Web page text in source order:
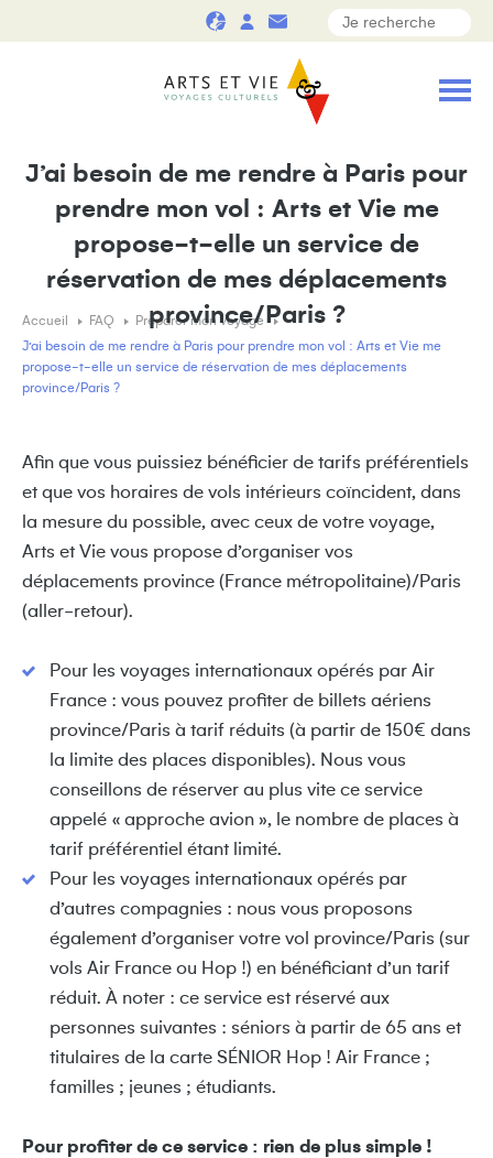
J’ai besoin de me rendre à Paris pour
prendre mon vol : Arts et Vie me
propose-t-elle un service de
réservation de mes déplacements
province/Paris ?
Accueil FAQ
Préparer mon voyage
J’ai besoin de me rendre à Paris pour prendre mon vol : Arts et Vie me
propose-t-elle un service de réservation de mes déplacements
province/Paris ?
Afin que vous puissiez bénéficier de tarifs préférentiels
et que vos horaires de vols intérieurs coïncident, dans
la mesure du possible, avec ceux de votre voyage,
Arts et Vie vous propose d’organiser vos
déplacements province (France métropolitaine)/Paris
(aller-retour).
Pour les voyages internationaux opérés par Air
France : vous pouvez profiter de billets aériens
province/Paris à tarif réduits (à partir de 150€ dans
la limite des places disponibles). Nous vous
conseillons de réserver au plus vite ce service
appelé « approche avion », le nombre de places à
tarif préférentiel étant limité.
Pour les voyages internationaux opérés par
d’autres compagnies : nous vous proposons
également d’organiser votre vol province/Paris (sur
vols Air France ou Hop !) en bénéficiant d’un tarif
réduit. À noter : ce service est réservé aux
personnes suivantes : séniors à partir de 65 ans et
titulaires de la carte SÉNIOR Hop ! Air France ;
familles ; jeunes ; étudiants.
Pour profiter de ce service : rien de plus simple !